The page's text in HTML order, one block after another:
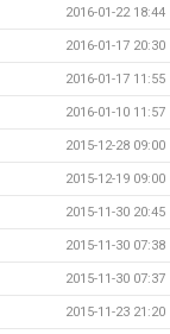
2016-01-22 18:44
2016-01-17 20:30
2016-01-17 11:55
2016-01-10 11:57
2015-12-28 09:00
2015-12-19 09:00
2015-11-30 20:45
2015-11-30 07:38
2015-11-30 07:37
2015-11-23 21:20